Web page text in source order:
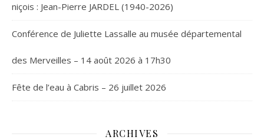
niçois : Jean-Pierre JARDEL (1940-2026)
Conférence de Juliette Lassalle au musée départemental
des Merveilles – 14 août 2026 à 17h30
Fête de l’eau à Cabris – 26 juillet 2026
ARCHIVES